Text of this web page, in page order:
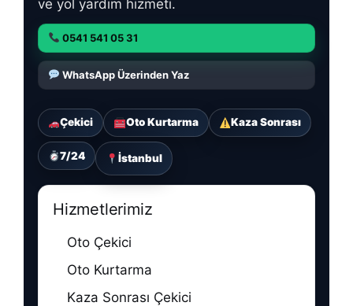
ve yol yardım hizmeti.
0541 541 05 31
WhatsApp Üzerinden Yaz
Çekici Oto Kurtarma Kaza Sonrası
7/24 İstanbul
Hizmetlerimiz
Oto Çekici
Oto Kurtarma
Kaza Sonrası Çekici